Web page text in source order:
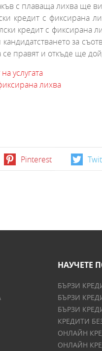
с плаваща лихва ще
кредит с фиксирана
кредит с
за
правят и откъде ще
услугата
лихва
Pinterest
НАУЧЕТЕ
БЪРЗИ
БЪРЗИ
БЪРЗИ
КРЕДИТИ
ОНЛАЙН
ОНЛАЙН